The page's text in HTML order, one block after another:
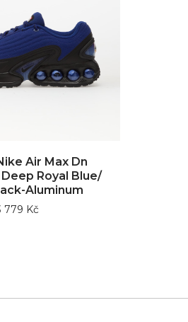
Air Max Dn
Royal Blue/
Aluminum
779 Kč